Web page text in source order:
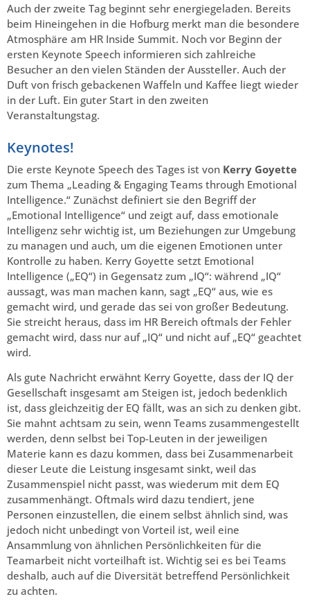
Auch der zweite Tag beginnt sehr energiegeladen. Bereits
beim Hineingehen in die Hofburg merkt man die besondere
Atmosphäre am HR Inside Summit. Noch vor Beginn der
ersten Keynote Speech informieren sich zahlreiche
Besucher an den vielen Ständen der Aussteller. Auch der
Duft von frisch gebackenen Waffeln und Kaffee liegt wieder
in der Luft. Ein guter Start in den zweiten
Veranstaltungstag.
Keynotes!
Die erste Keynote Speech des Tages ist von Kerry Goyette
zum Thema „Leading & Engaging Teams through Emotional
Intelligence.“ Zunächst definiert sie den Begriff der
„Emotional Intelligence“ und zeigt auf, dass emotionale
Intelligenz sehr wichtig ist, um Beziehungen zur Umgebung
zu managen und auch, um die eigenen Emotionen unter
Kontrolle zu haben. Kerry Goyette setzt Emotional
Intelligence („EQ“) in Gegensatz zum „IQ“: während „IQ“
aussagt, was man machen kann, sagt „EQ“ aus, wie es
gemacht wird, und gerade das sei von großer Bedeutung.
Sie streicht heraus, dass im HR Bereich oftmals der Fehler
gemacht wird, dass nur auf „IQ“ und nicht auf „EQ“ geachtet
wird.
Als gute Nachricht erwähnt Kerry Goyette, dass der IQ der
Gesellschaft insgesamt am Steigen ist, jedoch bedenklich
ist, dass gleichzeitig der EQ fällt, was an sich zu denken gibt.
Sie mahnt achtsam zu sein, wenn Teams zusammengestellt
werden, denn selbst bei Top-Leuten in der jeweiligen
Materie kann es dazu kommen, dass bei Zusammenarbeit
dieser Leute die Leistung insgesamt sinkt, weil das
Zusammenspiel nicht passt, was wiederum mit dem EQ
zusammenhängt. Oftmals wird dazu tendiert, jene
Personen einzustellen, die einem selbst ähnlich sind, was
jedoch nicht unbedingt von Vorteil ist, weil eine
Ansammlung von ähnlichen Persönlichkeiten für die
Teamarbeit nicht vorteilhaft ist. Wichtig sei es bei Teams
deshalb, auch auf die Diversität betreffend Persönlichkeit
zu achten.